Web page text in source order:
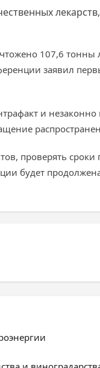
107,6 тонны
заявил
и
проверять сроки
будет